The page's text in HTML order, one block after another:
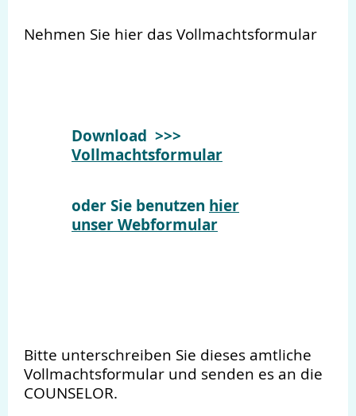
Nehmen Sie hier das Vollmachtsformular
Download >>>
Vollmachtsformular
oder Sie benutzen hier
unser Webformular
Bitte unterschreiben Sie dieses amtliche
Vollmachtsformular und senden es an die
COUNSELOR.